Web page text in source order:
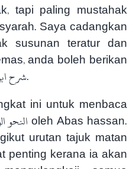
tapi paling mustahak
Saya cadangkan
anda boleh berikan
tumpuan kepada شرح ابن عقيل.
ini untuk menbaca
urutan tajuk matan
penting kerana ia akan